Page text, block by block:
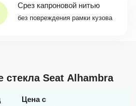
Срез капроновой нитью
без повреждения рамки кузова
Seat Alhambra
Цена с